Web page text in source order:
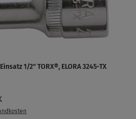
1/2" TORX®, ELORA 3245-TX